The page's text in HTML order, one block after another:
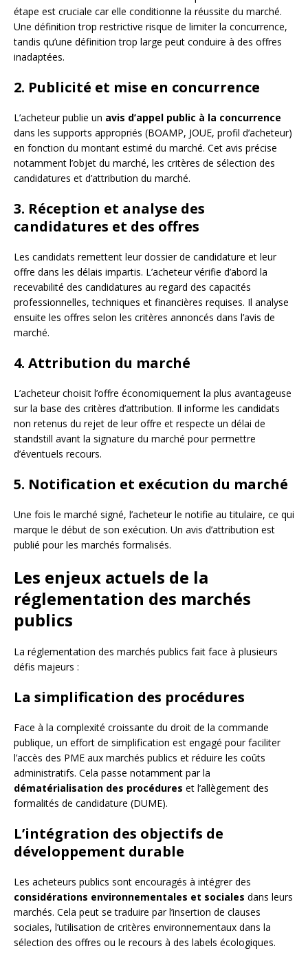
étape est cruciale car elle conditionne la réussite du marché.
Une définition trop restrictive risque de limiter la concurrence,
tandis qu’une définition trop large peut conduire à des offres
inadaptées.
2. Publicité et mise en concurrence
L’acheteur publie un avis d’appel public à la concurrence
dans les supports appropriés (BOAMP, JOUE, profil d’acheteur)
en fonction du montant estimé du marché. Cet avis précise
notamment l’objet du marché, les critères de sélection des
candidatures et d’attribution du marché.
3. Réception et analyse des
candidatures et des offres
Les candidats remettent leur dossier de candidature et leur
offre dans les délais impartis. L’acheteur vérifie d’abord la
recevabilité des candidatures au regard des capacités
professionnelles, techniques et financières requises. Il analyse
ensuite les offres selon les critères annoncés dans l’avis de
marché.
4. Attribution du marché
L’acheteur choisit l’offre économiquement la plus avantageuse
sur la base des critères d’attribution. Il informe les candidats
non retenus du rejet de leur offre et respecte un délai de
standstill avant la signature du marché pour permettre
d’éventuels recours.
5. Notification et exécution du marché
Une fois le marché signé, l’acheteur le notifie au titulaire, ce qui
marque le début de son exécution. Un avis d’attribution est
publié pour les marchés formalisés.
Les enjeux actuels de la
réglementation des marchés
publics
La réglementation des marchés publics fait face à plusieurs
défis majeurs :
La simplification des procédures
Face à la complexité croissante du droit de la commande
publique, un effort de simplification est engagé pour faciliter
l’accès des PME aux marchés publics et réduire les coûts
administratifs. Cela passe notamment par la
dématérialisation des procédures et l’allègement des
formalités de candidature (DUME).
L’intégration des objectifs de
développement durable
Les acheteurs publics sont encouragés à intégrer des
considérations environnementales et sociales dans leurs
marchés. Cela peut se traduire par l’insertion de clauses
sociales, l’utilisation de critères environnementaux dans la
sélection des offres ou le recours à des labels écologiques.